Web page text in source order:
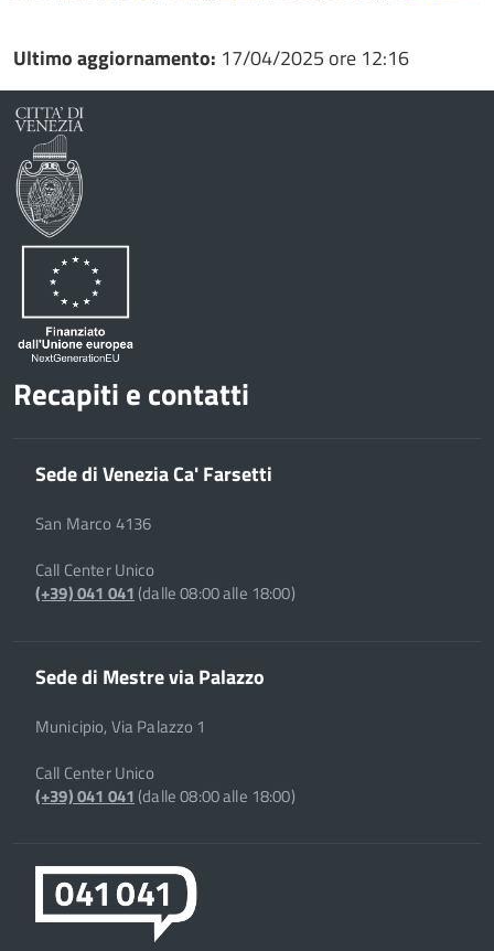
Ultimo aggiornamento: 17/04/2025 ore 12:16
Recapiti e contatti
Sede di Venezia Ca' Farsetti
San Marco 4136
Call Center Unico
(+39) 041 041(dalle 08:00 alle 18:00)
Sede di Mestre via Palazzo
Municipio, Via Palazzo 1
Call Center Unico
(+39) 041 041(dalle 08:00 alle 18:00)